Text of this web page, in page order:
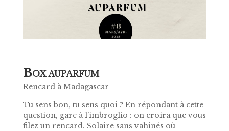
BOX AUPARFUM
Rencard à Madagascar
Tu sens bon, tu sens quoi ? En répondant à cette
question, gare à l’imbroglio : on croira que vous
filez un rencard. Solaire sans vahinés où